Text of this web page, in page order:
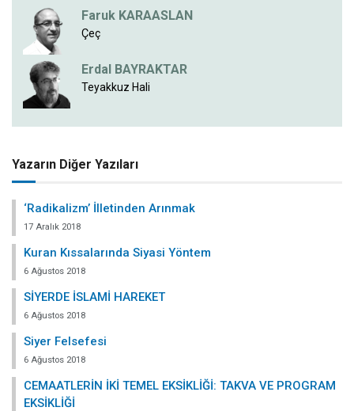
Faruk KARAASLAN
Çeç
Erdal BAYRAKTAR
Teyakkuz Hali
Yazarın Diğer Yazıları
‘Radikalizm’ İlletinden Arınmak
17 Aralık 2018
Kuran Kıssalarında Siyasi Yöntem
6 Ağustos 2018
SİYERDE İSLAMİ HAREKET
6 Ağustos 2018
Siyer Felsefesi
6 Ağustos 2018
CEMAATLERİN İKİ TEMEL EKSİKLİĞİ: TAKVA VE PROGRAM
EKSİKLİĞİ